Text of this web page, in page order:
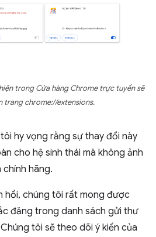
trong Cửa hàng Chrome trực tuyến sẽ
trang chrome://extensions.
hy vọng rằng sự thay đổi này
cho hệ sinh thái mà không ảnh
hãng.
hồi, chúng tôi rất mong được
đăng trong danh sách gửi thư
tôi sẽ theo dõi ý kiến của